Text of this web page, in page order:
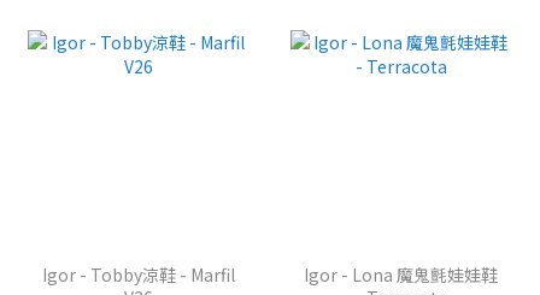
Igor - Tobby涼鞋 - Marfil
Igor - Lona 魔鬼氈娃娃鞋